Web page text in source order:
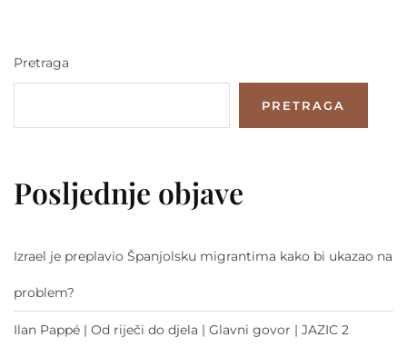
Pretraga
PRETRAGA
Posljednje objave
Izrael je preplavio Španjolsku migrantima kako bi ukazao na
problem?
Ilan Pappé | Od riječi do djela | Glavni govor | JAZIC 2